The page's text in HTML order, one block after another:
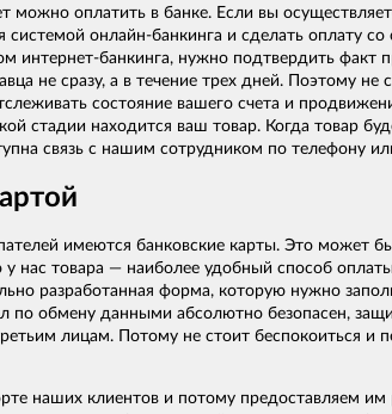
можно оплатить в банке. Если вы
системой онлайн-банкинга и сделать оплату
интернет-банкинга, нужно подтвердить факт
не сразу, а в течение трех дней. Поэтому
состояние вашего счета и
стадии находится ваш товар. Когда товар
связь с нашим сотрудником по телефону
имеются банковские карты. Это может
у нас товара — наиболее удобный способ
разработанная форма, которую нужно
по обмену данными абсолютно безопасен,
лицам. Потому не стоит беспокоиться и
наших клиентов и потому предоставляем